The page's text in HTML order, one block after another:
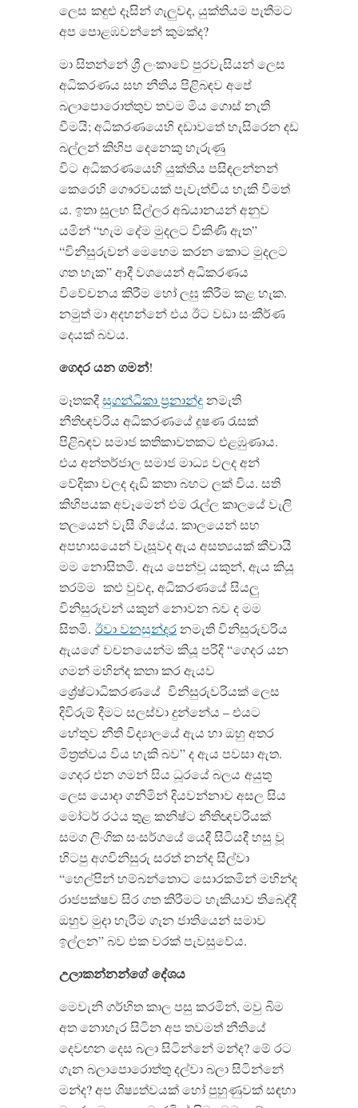
ලෙස කඳුළු දෑසින් ගැලුවද, යුක්තියම පැතීමට
අප පොළඹවන්නේ කුමක්ද?
මා සිතන්නේ ශ්‍රී ලංකාවේ පුරවැසියන් ලෙස
අධිකරණය සහ නීතිය පිළිබඳව අපේ
බලාපොරොත්තුව තවම මිය ගොස් නැති
වීමයි; අධිකරණයෙහි දඩාවතේ හැසිරෙන දඩ
බල්ලන් කිහිප දෙනෙකු හැරුණු
විට අධිකරණයෙහි යුක්තිය පසිඳලන්නන්
කෙරෙහි ගෞරවයක් පැවැත්විය හැකි වීමත්
ය. ඉතා සුලභ සිල්ලර අඛ්යානයන් අනුව
යමින් “හැම දේම මුදලට විකිණි ඇත”
“විනිසුරුවන් මෙහෙම කරන කොට මුදලට
ගත හැක” ආදී වශයෙන් අධිකරණය
විවේචනය කිරීම හෝ ලඝු කිරීම කළ හැක.
නමුත් මා අදහන්නේ එය ඊට වඩා සංකීර්ණ
දෙයක් බවය.
ගෙදරයනගමන්!
මෑතකදීසුගන්ධිකා ප්‍රනාන්දුනමැති
නීතිඥවරිය අධිකරණයේ දූෂණ රැසක්
පිළිබඳව සමාජ කතිකාවතකට එළඹුණාය.
එය අන්තර්ජාල සමාජ මාධ්‍ය වලද අන්
වේදිකා වලද දැඩි කතා බහට ලක් විය. සති
කිහිපයක අවෑමෙන් එම රැල්ල කාලයේ වැලි
තලයෙන් වැසී ගියේය. කාලයෙන් සහ
අපහාසයෙන් වැසූවද ඇය අසත්‍යයක් කීවායි
මම නොසිතමි. ඇය පෙන්වූ යකුන්, ඇය කියූ
තරම්ම කළු වුවද, අධිකරණයේ සියලු
විනිසුරුවන් යකුන් නොවන බව ද මම
සිතමි. ඊවා වනසුන්දරනමැති විනිසුරුවරිය
ඇයගේ වචනයෙන්ම කියූ පරිදි “ගෙදර යන
ගමන් මහින්ද කතා කර ඇයව
ශ්‍රේෂ්ටාධිකරණයේ විනිසුරුවරියක් ලෙස
දිවිරුම් දීමට සලස්වා දුන්නේය – එයට
හේතුව නීති විද්‍යාලයේ ඇය හා ඔහු අතර
මිත්‍රත්වය විය හැකි බව” ද ඇය පවසා ඇත.
ගෙදර එන ගමන් සිය ධූරයේ බලය අයුතු
ලෙස යොදා ගනිමින් දියවන්නාව අසල සිය
මෝටර් රථය තුළ කනිෂ්ට නීතිඥවරියක්
සමග ලිංගික සංසර්ගයේ යෙදී සිටියදී හසු වූ
හිටපු අගවිනිසුරු සරත් නන්ද සිල්වා
“හෙල්පින් හම්බන්තොට සොරකමින් මහින්ද
රාජපක්ෂව සිර ගත කිරීමට හැකියාව තිබෙද්දී
ඔහුව මුදා හැරීම ගැන ජාතියෙන් සමාව
ඉල්ලන” බව එක වරක් පැවසුවේය.
උලාකන්නන්ගේදේශය
මෙවැනි ගර්භිත කාල පසු කරමින්, මවු බිම
අත නොහැර සිටින අප තවමත් නීතියේ
දෙවඟන දෙස බලා සිටින්නේ මන්ද? මේ රට
ගැන බලාපොරොත්තු දල්වා බලා සිටින්නේ
මන්ද? අප ශිෂ්‍යත්වයක් හෝ පුහුණුවක් සඳහා